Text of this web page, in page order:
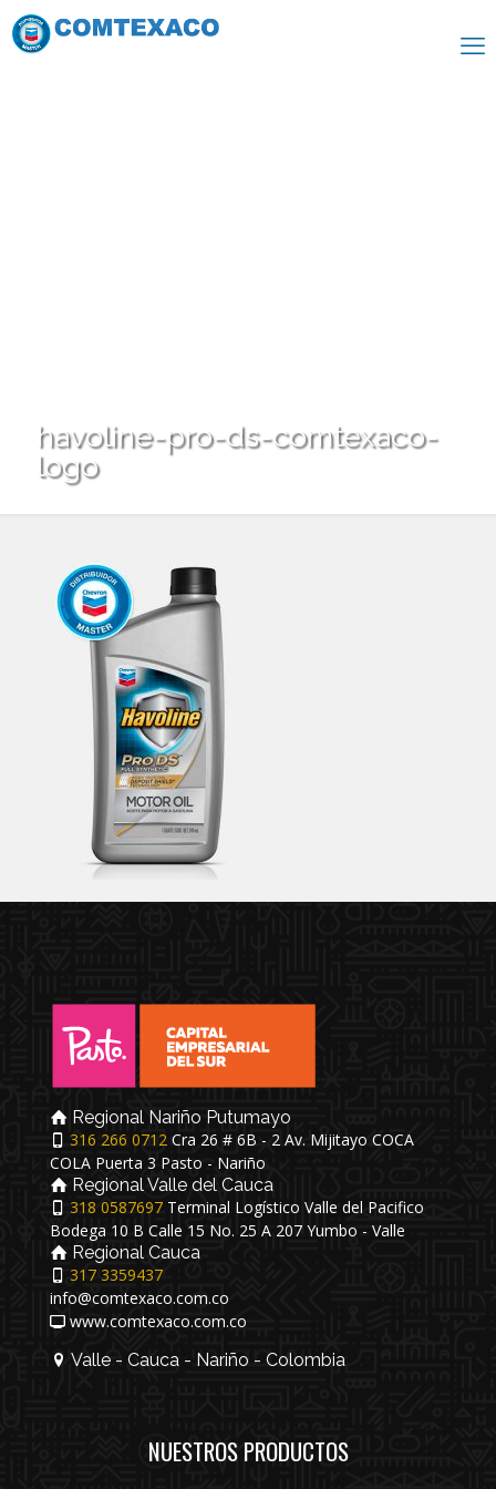
havoline-pro-ds-comtexaco-
logo
Regional Nariño Putumayo
316 266 0712 Cra 26 # 6B - 2 Av. Mijitayo COCA
COLA Puerta 3 Pasto - Nariño
Regional Valle del Cauca
318 0587697 Terminal Logístico Valle del Pacifico
Bodega 10 B Calle 15 No. 25 A 207 Yumbo - Valle
Regional Cauca
317 3359437
info@comtexaco.com.co
www.comtexaco.com.co
Valle - Cauca - Nariño - Colombia
NUESTROS PRODUCTOS